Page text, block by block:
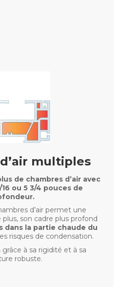
multiples
de chambres d’air avec
ou 5 3/4 pouces de
d’air permet une
son cadre plus profond
dans la partie chaude du
risques de condensation.
grâce à sa rigidité et à sa
robuste.